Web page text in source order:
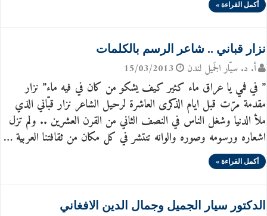
أكمل القراءة »
نزار قباني .. شاعر الرسم بالكلمات
أ. د. سيّار الجَميل لندن 15/03/2013
” في فمي يا عراق ماء كثير كيف يشكو من كان في فيه ماء” نزار
مقدمة مرّت قبل ايام الذكرى العاشرة لرحيل الشاعر نزار قبّاني الذي
ملأ الدنيا وشغل الناس في النصف الثاني من القرن العشرين .. ولم تزل
اشعاره ورسومه وصوره والوانه تنتشر في كل مكان من ثقافتنا العربية …
أكمل القراءة »
الدكتور سيار الجميل وجمال الدين الافغاني